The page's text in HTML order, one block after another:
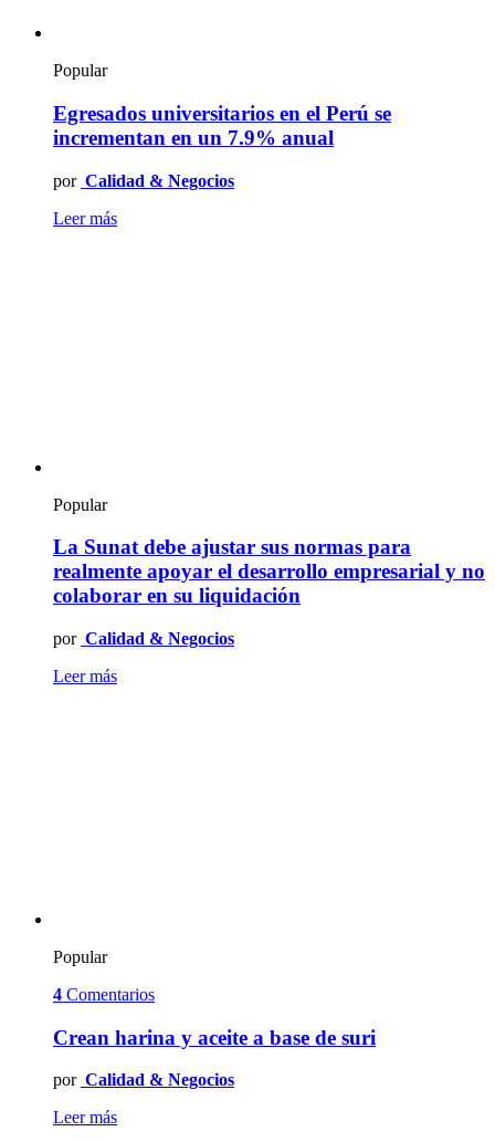
Popular
Egresados universitarios en el Perú se
incrementan en un 7.9% anual
por Calidad & Negocios
Leer más
Popular
La Sunat debe ajustar sus normas para
realmente apoyar el desarrollo empresarial y no
colaborar en su liquidación
por Calidad & Negocios
Leer más
Popular
4 Comentarios
Crean harina y aceite a base de suri
por Calidad & Negocios
Leer más